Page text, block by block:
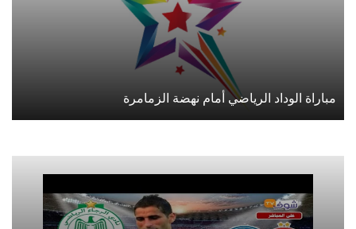
مباراة الوداد الرياضي أمام نهضة الزمامرة